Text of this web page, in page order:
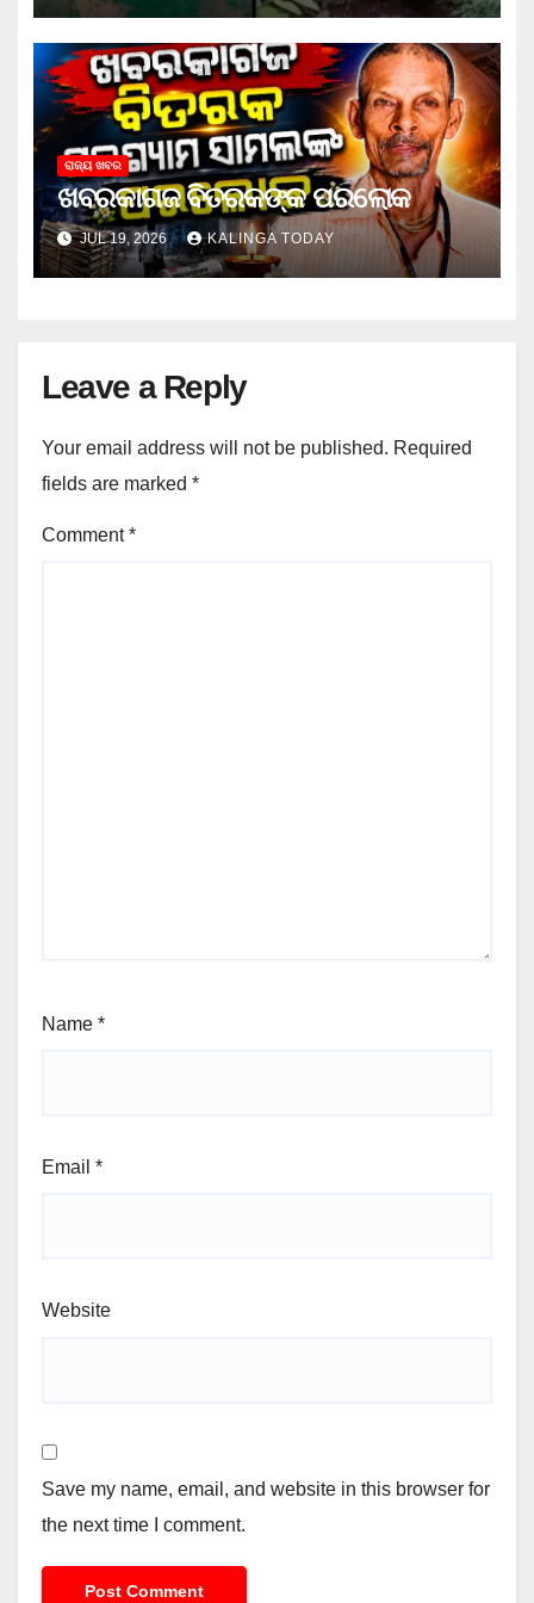
ରାଜ୍ୟ ଖବର
ଖବରକାଗଜ ବିତରକଙ୍କ ପରଲୋକ
JUL 19, 2026 KALINGA TODAY
Leave a Reply
Your email address will not be published. Required
fields are marked *
Comment*
Name *
Email *
Website
Save my name, email, and website in this browser for
the next time I comment.